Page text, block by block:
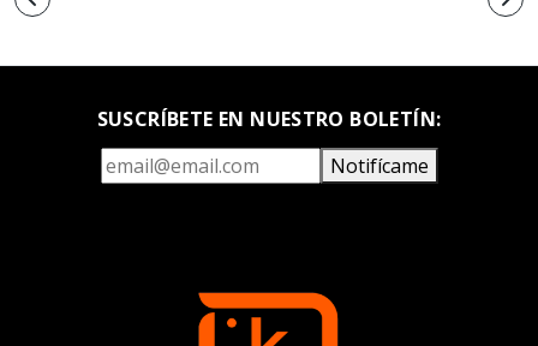
SUSCRÍBETE EN NUESTRO BOLETÍN:
Notifícame